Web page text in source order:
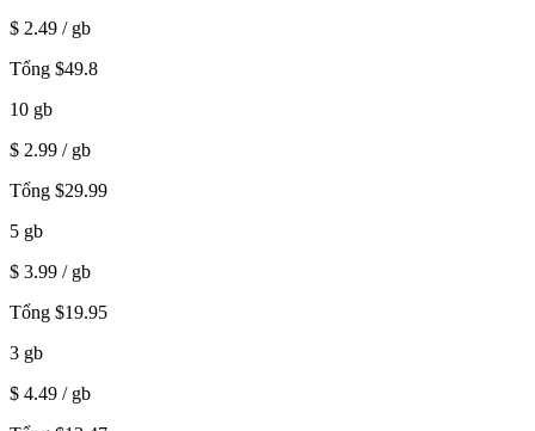
$ 2.49 / gb
Tổng $49.8
10 gb
$ 2.99 / gb
Tổng $29.99
5 gb
$ 3.99 / gb
Tổng $19.95
3 gb
$ 4.49 / gb